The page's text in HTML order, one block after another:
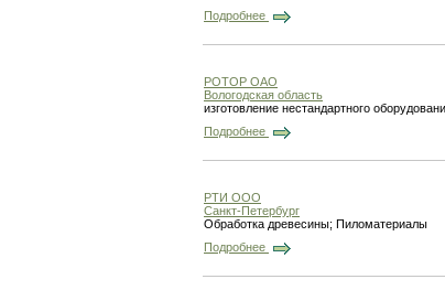
Подробнее
РОТОР ОАО
Вологодская область
изготовление нестандартного
Подробнее
РТИ ООО
Санкт-Петербург
Обработка древесины; Пиломатериалы
Подробнее